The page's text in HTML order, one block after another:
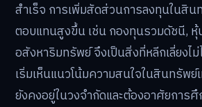
สำเร็จ การเพิ่มสัดส่วนการลงทุนในสิน
ตอบแทนสูงขึ้น เช่น กองทุนรวมดัชนี, หุ้
อสังหาริมทรัพย์ จึงเป็นสิ่งที่หลีกเลี่ยงไ
เริ่มเห็นแนวโน้มความสนใจในสินทรัพย์
ยังคงอยู่ในวงจำกัดและต้องอาศัยการ